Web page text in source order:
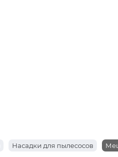
Насадки для пылесосов